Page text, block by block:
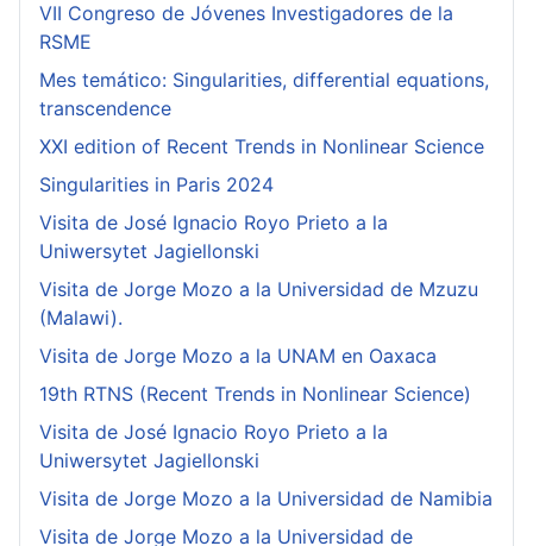
VII Congreso de Jóvenes Investigadores de la
RSME
Mes temático: Singularities, differential equations,
transcendence
XXI edition of Recent Trends in Nonlinear Science
Singularities in Paris 2024
Visita de José Ignacio Royo Prieto a la
Uniwersytet Jagiellonski
Visita de Jorge Mozo a la Universidad de Mzuzu
(Malawi).
Visita de Jorge Mozo a la UNAM en Oaxaca
19th RTNS (Recent Trends in Nonlinear Science)
Visita de José Ignacio Royo Prieto a la
Uniwersytet Jagiellonski
Visita de Jorge Mozo a la Universidad de Namibia
Visita de Jorge Mozo a la Universidad de